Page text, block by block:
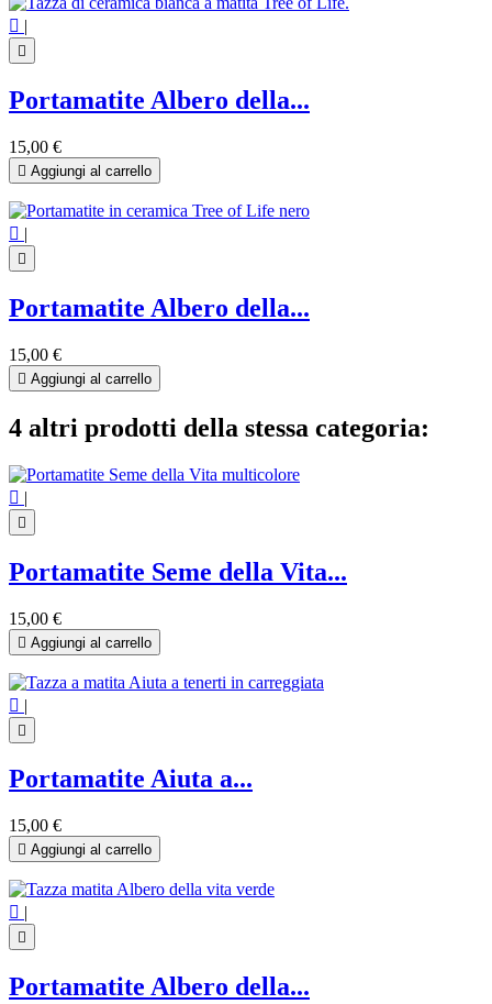
 |

Portamatite Albero della...
15,00 €
 Aggiungi al carrello
 |

Portamatite Albero della...
15,00 €
 Aggiungi al carrello
4 altri prodotti della stessa categoria:
 |

Portamatite Seme della Vita...
15,00 €
 Aggiungi al carrello
 |

Portamatite Aiuta a...
15,00 €
 Aggiungi al carrello
 |

Portamatite Albero della...